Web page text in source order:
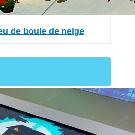
de boule de neige